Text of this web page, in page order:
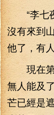
“李七夜
沒有來到
他了，有
現在第
無人能及
芒已經是